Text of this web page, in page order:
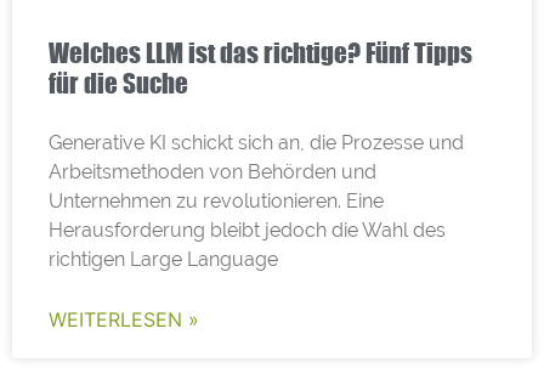
Welches LLM ist das richtige? Fünf Tipps
für die Suche
Generative KI schickt sich an, die Prozesse und
Arbeitsmethoden von Behörden und
Unternehmen zu revolutionieren. Eine
Herausforderung bleibt jedoch die Wahl des
richtigen Large Language
WEITERLESEN »